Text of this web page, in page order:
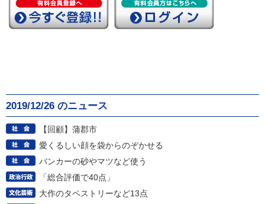
2019/12/26 のニュース
【回顧】蒲郡市
愛くるしい顔を袋からのぞかせる
バンカーの砂やマツなど使う
「総合評価で40点」
大作のタペストリーなど13点